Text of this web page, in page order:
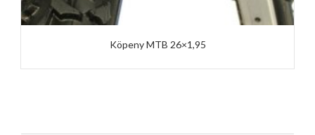
Köpeny MTB 26×1,95